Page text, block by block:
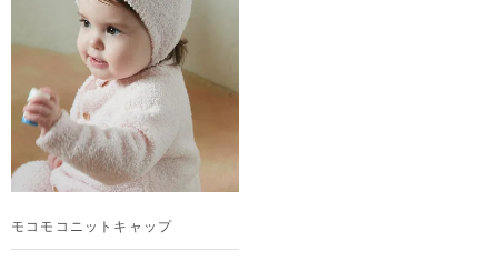
モコモコニットキャップ